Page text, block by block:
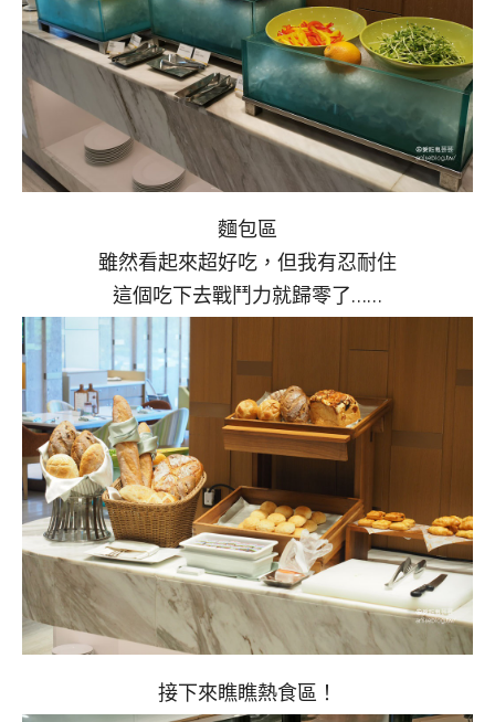
麵包區
雖然看起來超好吃，但我有忍耐住
這個吃下去戰鬥力就歸零了……
接下來瞧瞧熱食區！